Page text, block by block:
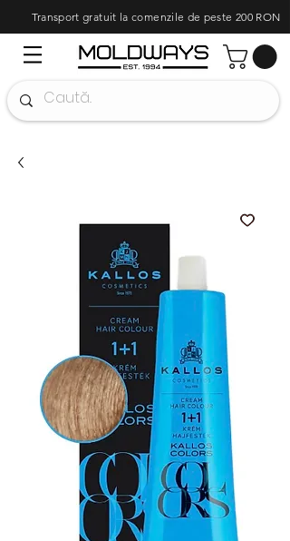
Transport gratuit la comenzile de peste 200 RON